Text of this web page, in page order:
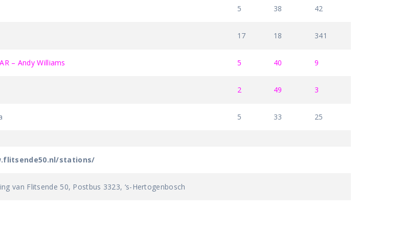
5 38 42
17 18 341
– Andy Williams 5 40 9
2 49 3
5 33 25
stations/
van Flitsende 50, Postbus 3323, ‘s-Hertogenbosch